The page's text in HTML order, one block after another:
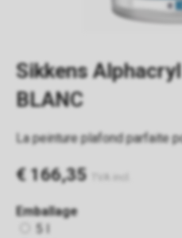
Sikkens
BLANC
La peinture plafond parfaite
€ 166,35
Emballage
5 l